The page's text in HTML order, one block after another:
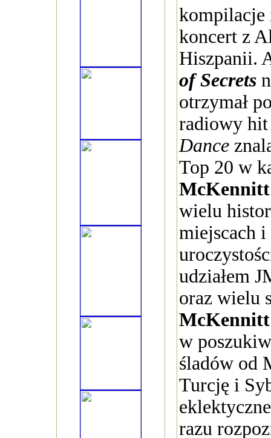
kompilacje
koncert z
Hiszpanii.
of Secrets
otrzymał
radiowy
Dance
Top 20 w
McKennitt
wielu
miejscach i
udziałem
oraz wielu
McKennitt
w
śladów od
Turcję i
razu